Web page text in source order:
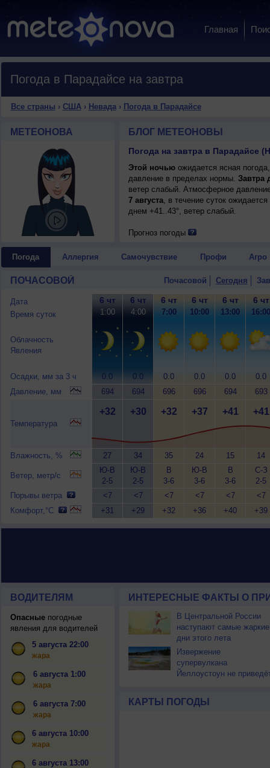
Главная
Погода в Парадайсе на завтра
Все страны › США› Невада› Погода в Парадайсе
МЕТЕОНОВА БЛОГ МЕТЕОНОВЫ
Погода на завтра в Парадайсе
Этой ночьюожидается ясная
давление в пределах нормы. Завтра
ветер слабый. Атмосферное
7 августа, в течение суток
днем +41..43°, ветер слабый.
Прогноз погоды
Погода Аллергия Самочувствие Профи Агро
ПОЧАСОВОЙ Почасовой Сегодня
Дата
Время суток
Облачность
Явления
Осадки, мм за 3 ч
Давление, мм
Температура
Влажность, %
Ветер, метр/с
Порывы ветра
Комфорт,°C
6 чт
1:00
0.0
694
+32
27
Ю-В
2-5
<7
+31
6 чт
4:00
0.0
694
+30
34
Ю-В
2-5
<7
+29
6 чт
7:00
0.0
696
+32
35
В
3-6
<7
+32
6 чт
10:00
0.0
696
+37
24
Ю-В
3-6
<7
+36
6 чт
13:00
0.0
694
+41
15
В
3-6
<7
+40
6 чт
16:00
0.0
693
+41
14
С-З
2-5
<7
+39
ВОДИТЕЛЯМ
Опасныепогодные
явления для водителей
5 августа 22:00
жара
6 августа 1:00
жара
6 августа 7:00
жара
6 августа 10:00
жара
6 августа 13:00
ИНТЕРЕСНЫЕ ФАКТЫ О
В Центральной России
наступают самые жаркие
дни этого лета
Извержение
супервулкана
Йеллоустоун не
КАРТЫ ПОГОДЫ